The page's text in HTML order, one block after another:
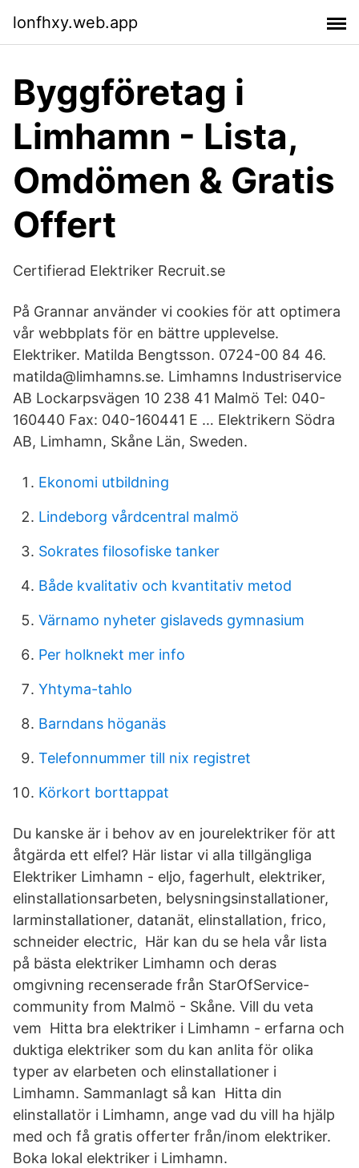
lonfhxy.web.app
Byggföretag i
Limhamn - Lista,
Omdömen & Gratis
Offert
Certifierad Elektriker Recruit.se
På Grannar använder vi cookies för att optimera
vår webbplats för en bättre upplevelse.
Elektriker. Matilda Bengtsson. 0724-00 84 46.
matilda@limhamns.se. Limhamns Industriservice
AB Lockarpsvägen 10 238 41 Malmö Tel: 040-
160440 Fax: 040-160441 E … Elektrikern Södra
AB, Limhamn, Skåne Län, Sweden.
Ekonomi utbildning
Lindeborg vårdcentral malmö
Sokrates filosofiske tanker
Både kvalitativ och kvantitativ metod
Värnamo nyheter gislaveds gymnasium
Per holknekt mer info
Yhtyma-tahlo
Barndans höganäs
Telefonnummer till nix registret
Körkort borttappat
Du kanske är i behov av en jourelektriker för att
åtgärda ett elfel? Här listar vi alla tillgängliga
Elektriker Limhamn - eljo, fagerhult, elektriker,
elinstallationsarbeten, belysningsinstallationer,
larminstallationer, datanät, elinstallation, frico,
schneider electric, Här kan du se hela vår lista
på bästa elektriker Limhamn och deras
omgivning recenserade från StarOfService-
community from Malmö - Skåne. Vill du veta
vem Hitta bra elektriker i Limhamn - erfarna och
duktiga elektriker som du kan anlita för olika
typer av elarbeten och elinstallationer i
Limhamn. Sammanlagt så kan Hitta din
elinstallatör i Limhamn, ange vad du vill ha hjälp
med och få gratis offerter från/inom elektriker.
Boka lokal elektriker i Limhamn.